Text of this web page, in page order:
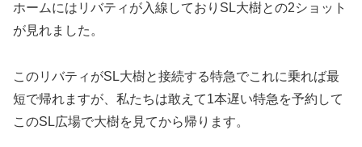
ホームにはリバティが入線しておりSL大樹との2ショット
が見れました。
このリバティがSL大樹と接続する特急でこれに乗れば最
短で帰れますが、私たちは敢えて1本遅い特急を予約して
このSL広場で大樹を見てから帰ります。